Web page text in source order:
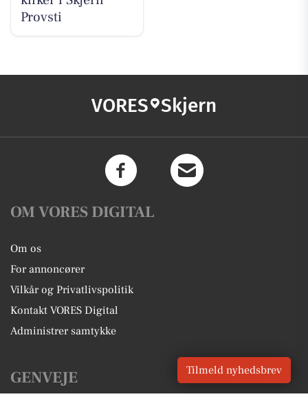
Provsti
VORES Skjern
OM VORES DIGITAL
Om os
For annoncører
Vilkår og Privatlivspolitik
Kontakt VORES Digital
Administrer samtykke
GENVEJE Tilmeld nyhedsbrev